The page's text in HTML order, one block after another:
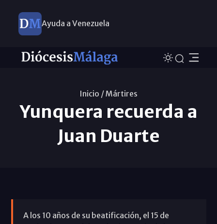
Ayuda a Venezuela
Inicio /Mártires
Yunquera recuerda a
Juan Duarte
A los 10 años de su beatificación, el 15 de